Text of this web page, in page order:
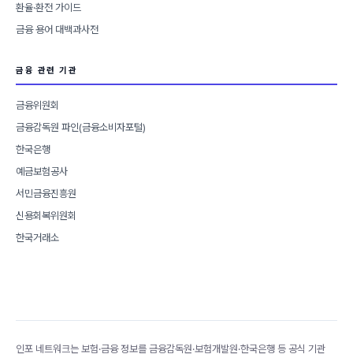
환율·환전 가이드
금융 용어 대백과사전
금융 관련 기관
금융위원회
금융감독원 파인(금융소비자포털)
한국은행
예금보험공사
서민금융진흥원
신용회복위원회
한국거래소
인포 네트워크는 보험·금융 정보를 금융감독원·보험개발원·한국은행 등 공식 기관